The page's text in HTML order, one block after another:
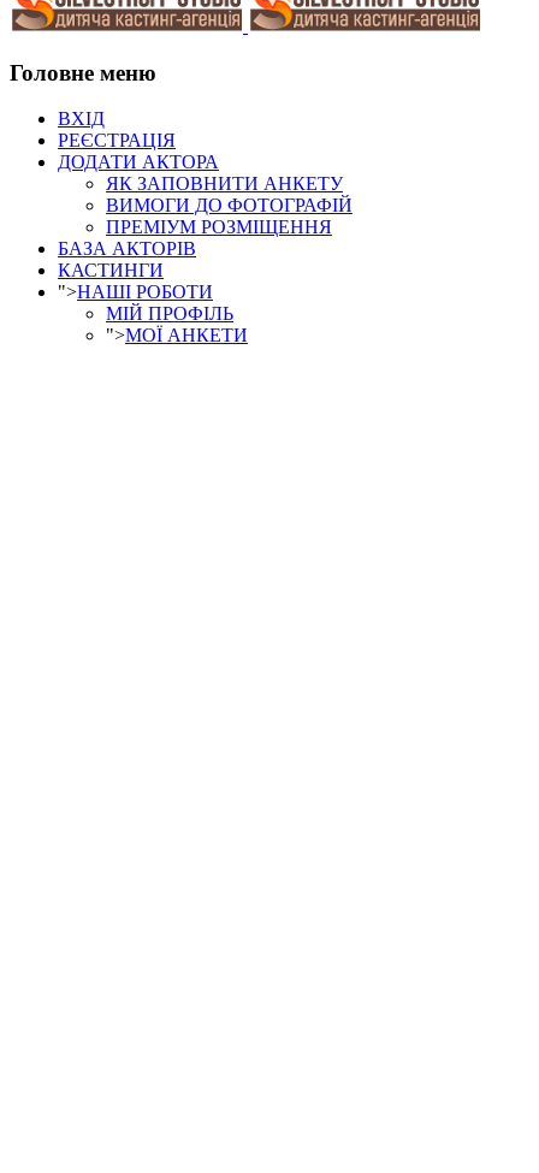
Головне меню
ВХІД
РЕЄСТРАЦІЯ
ДОДАТИ АКТОРА
ЯК ЗАПОВНИТИ АНКЕТУ
ВИМОГИ ДО ФОТОГРАФІЙ
ПРЕМІУМ РОЗМІЩЕННЯ
БАЗА АКТОРІВ
КАСТИНГИ
">НАШІ РОБОТИ
МІЙ ПРОФІЛЬ
">МОЇ АНКЕТИ